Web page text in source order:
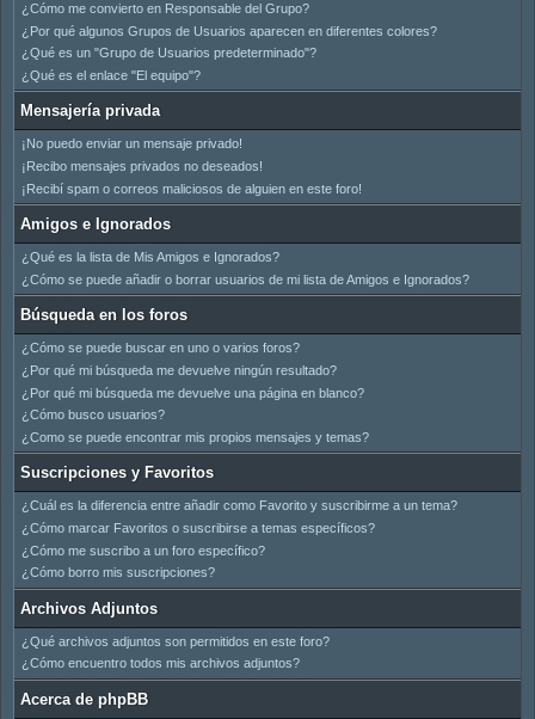
¿Cómo me convierto en Responsable del Grupo?
¿Por qué algunos Grupos de Usuarios aparecen en diferentes colores?
¿Qué es un "Grupo de Usuarios predeterminado"?
¿Qué es el enlace "El equipo"?
Mensajería privada
¡No puedo enviar un mensaje privado!
¡Recibo mensajes privados no deseados!
¡Recibí spam o correos maliciosos de alguien en este foro!
Amigos e Ignorados
¿Qué es la lista de Mis Amigos e Ignorados?
¿Cómo se puede añadir o borrar usuarios de mi lista de Amigos e Ignorados?
Búsqueda en los foros
¿Cómo se puede buscar en uno o varios foros?
¿Por qué mi búsqueda me devuelve ningún resultado?
¿Por qué mi búsqueda me devuelve una página en blanco?
¿Cómo busco usuarios?
¿Como se puede encontrar mis propios mensajes y temas?
Suscripciones y Favoritos
¿Cuál es la diferencia entre añadir como Favorito y suscribirme a un tema?
¿Cómo marcar Favoritos o suscribirse a temas específicos?
¿Cómo me suscribo a un foro específico?
¿Cómo borro mis suscripciones?
Archivos Adjuntos
¿Qué archivos adjuntos son permitidos en este foro?
¿Cómo encuentro todos mis archivos adjuntos?
Acerca de phpBB